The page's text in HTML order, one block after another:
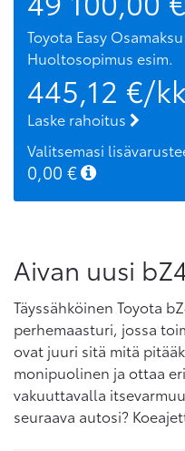
Toyota Easy
Huoltosopimus esim.
445,12 €/kk
Laske rahoitus
Valitsemasi
0,00 €
Aivan uusi
Täyssähköinen Toyota
perhemaasturi, jossa
ovat juuri sitä mitä
monipuolinen ja ottaa
vakuuttavalla
seuraava autosi?